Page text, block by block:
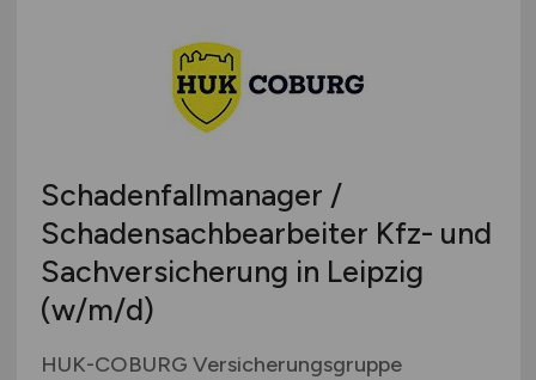
Schadenfallmanager /
Schadensachbearbeiter Kfz- und
Sachversicherung in Leipzig
(w/m/d)
HUK-COBURG Versicherungsgruppe